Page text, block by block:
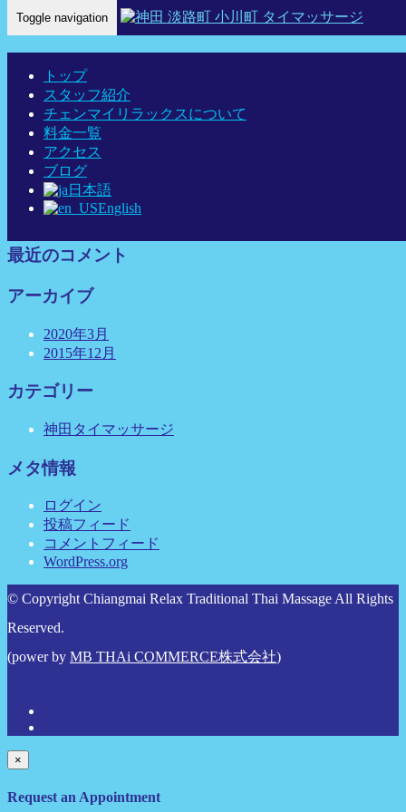
Toggle navigation
トップ
スタッフ紹介
チェンマイリラックスについて
料金一覧
アクセス
ブログ
日本語
English
Home- nav…
最近の投稿
link
神田チェンマイリラックス タイ古式マッサージについ
て
最近のコメント
アーカイブ
2020年3月
2015年12月
カテゴリー
神田タイマッサージ
メタ情報
ログイン
投稿フィード
コメントフィード
WordPress.org
© Copyright Chiangmai Relax Traditional Thai Massage All Rights
Reserved.
(power by MB THAi COMMERCE株式会社)
×
Request an Appointment